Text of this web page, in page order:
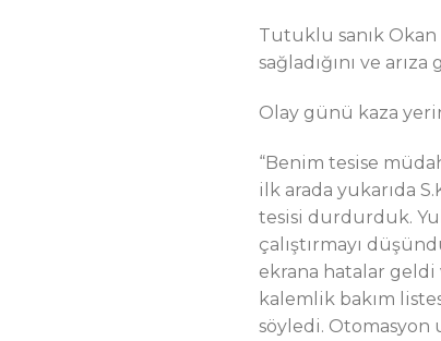
Tutuklu sanık Okan
sağladığını ve
Olay günü kaza
“Benim tesise
ilk arada yukarıda
tesisi durdurduk.
çalıştırmayı
ekrana hatalar
kalemlik bakım
söyledi. Otomasyon